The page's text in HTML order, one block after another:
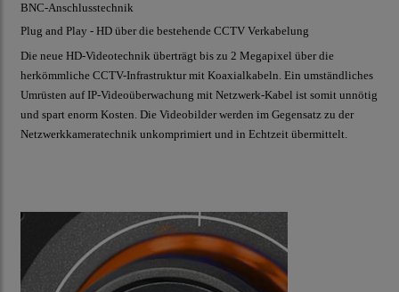
BNC-Anschlusstechnik
Plug and Play - HD über die bestehende CCTV Verkabelung
Die neue HD-Videotechnik überträgt bis zu 2 Megapixel über die
herkömmliche CCTV-Infrastruktur mit Koaxialkabeln. Ein umständliches
Umrüsten auf IP-Videoüberwachung mit Netzwerk-Kabel ist somit unnötig
und spart enorm Kosten. Die Videobilder werden im Gegensatz zu der
Netzwerkkameratechnik unkomprimiert und in Echtzeit übermittelt.